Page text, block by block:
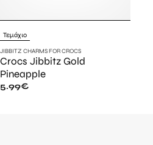
Τεμάχιο
JIBBITZ CHARMS FOR CROCS
Crocs Jibbitz Gold
Pineapple
5.99€